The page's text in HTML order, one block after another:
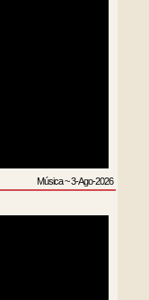
Música~3-Ago-2026